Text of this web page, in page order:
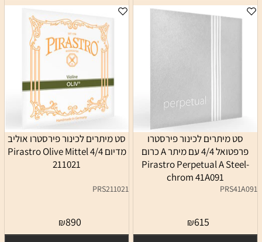
סט מיתרים לכינור פירסטרו
פרפטואל 4/4 עם מיתר A כרום
Pirastro Perpetual A Steel-
chrom 41A091
PRS41A091
₪615
סט מיתרים לכינור פירסטרו אוליב
מדיום 4/4 Pirastro Olive Mittel
211021
PRS211021
₪890